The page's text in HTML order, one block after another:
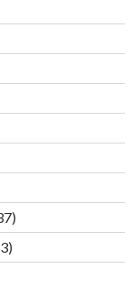
37
Produkte
33
Produkte